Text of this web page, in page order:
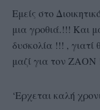
Εμείς στο
μια γροθιά.!!! Και
δυσκολία !!! , γιατί
μαζί για τον ΖΑΟΝ
‘Ερχεται καλή